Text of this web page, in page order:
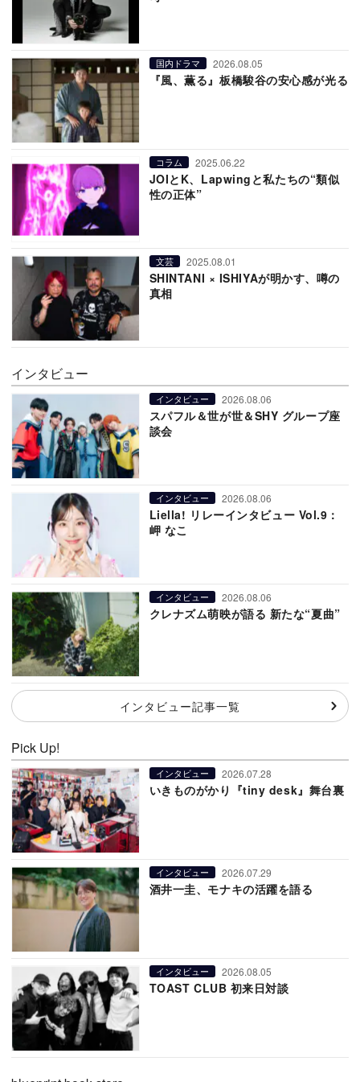
国内ドラマ 2026.08.05
『風、薫る』板橋駿谷の安心感が光る
コラム 2025.06.22
JOIとK、Lapwingと私たちの“類似
性の正体”
文芸 2025.08.01
SHINTANI × ISHIYAが明かす、噂の
真相
インタビュー
インタビュー 2026.08.06
スパフル＆世が世＆SHY グループ座
談会
インタビュー 2026.08.06
Liella! リレーインタビュー Vol.9：
岬 なこ
インタビュー 2026.08.06
クレナズム萌映が語る 新たな“夏曲”
インタビュー記事一覧
Pick Up!
インタビュー 2026.07.28
いきものがかり『tiny desk』舞台裏
インタビュー 2026.07.29
酒井一圭、モナキの活躍を語る
インタビュー 2026.08.05
TOAST CLUB 初来日対談